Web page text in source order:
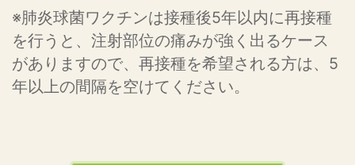
※肺炎球菌ワクチンは接種後5年以内に再接種
を行うと、注射部位の痛みが強く出るケース
がありますので、再接種を希望される方は、5
年以上の間隔を空けてください。